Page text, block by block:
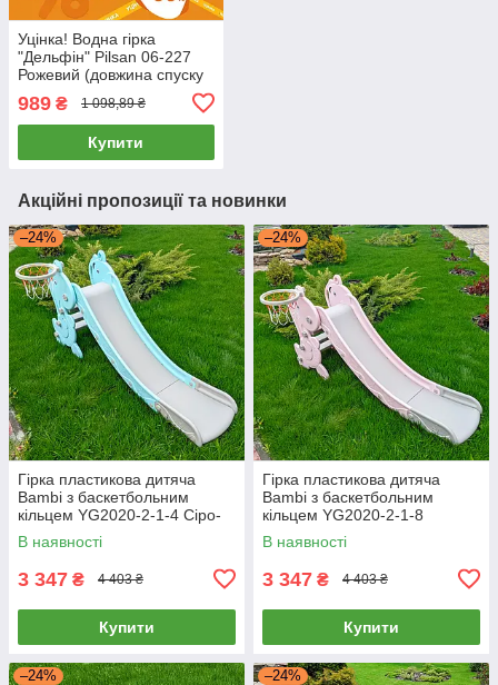
Уцінка! Водна гірка
"Дельфін" Pilsan 06-227
Рожевий (довжина спуску
989 ₴ 1 098,89 ₴
Купити
Акційні пропозиції та новинки
–24%
Гірка пластикова дитяча
Bambi з баскетбольним
кільцем YG2020-2-1-4 Сіро-
м'ятна (ш79-г175-в8)
В наявності
3 347 ₴ 4 403 ₴
Купити
–24%
Гірка пластикова дитяча
Bambi з баскетбольним
кільцем YG2020-2-1-8
Рожевий (ш79-г175-в8)
В наявності
3 347 ₴ 4 403 ₴
Купити
–24% –24%